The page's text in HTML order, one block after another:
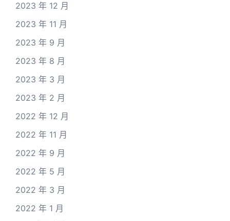
2023 年 12 月
2023 年 11 月
2023 年 9 月
2023 年 8 月
2023 年 3 月
2023 年 2 月
2022 年 12 月
2022 年 11 月
2022 年 9 月
2022 年 5 月
2022 年 3 月
2022 年 1 月